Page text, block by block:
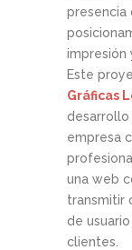
presencia
impresión
Este
Gráficas
empresa
una web
transmitir
de
clientes.